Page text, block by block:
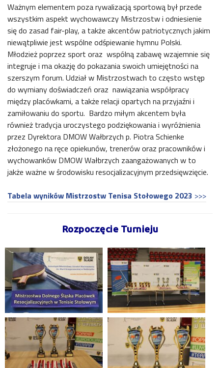
Ważnym elementem poza rywalizacją sportową był przede
wszystkim aspekt wychowawczy Mistrzostw i odniesienie
się do zasad fair-play, a także akcentów patriotycznych jakim
niewątpliwie jest wspólne odśpiewanie hymnu Polski.
Młodzież poprzez sport oraz wspólną zabawę wzajemnie się
integruje i ma okazję do pokazania swoich umiejętności na
szerszym forum. Udział w Mistrzostwach to często wstęp
do wymiany doświadczeń oraz nawiązania współpracy
między placówkami, a także relacji opartych na przyjaźni i
zamiłowaniu do sportu. Bardzo miłym akcentem była
również tradycja uroczystego podziękowania i wyróżnienia
przez Dyrektora DMOW Wałbrzych p. Piotra Schienke
złożonego na ręce opiekunów, trenerów oraz pracowników i
wychowanków DMOW Wałbrzych zaangażowanych w to
jakże ważne w środowisku resocjalizacyjnym przedsięwzięcie.
Tabela wyników Mistrzostw Tenisa Stołowego 2023 >>>
Rozpoczęcie Turnieju